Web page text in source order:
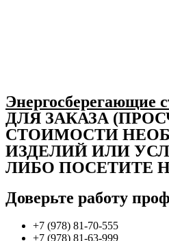
Энергосберегающие
ДЛЯ ЗАКАЗА
СТОИМОСТИ
ИЗДЕЛИЙ ИЛИ
ЛИБО ПОСЕТИТЕ
Доверьте работу
+7 (978) 81-70-555
+7 (978) 81-63-999